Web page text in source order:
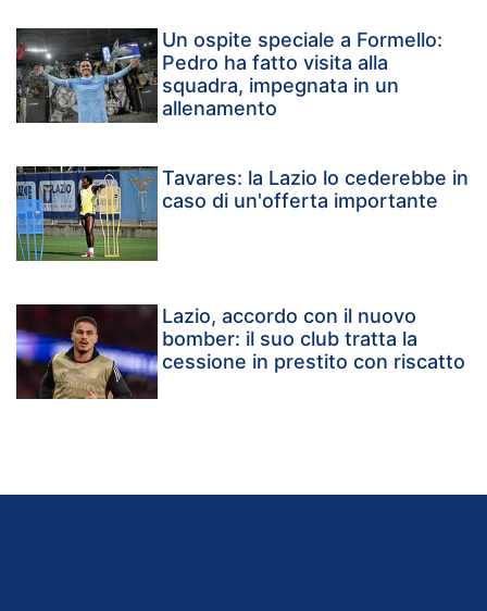
Un ospite speciale a Formello:
Pedro ha fatto visita alla
squadra, impegnata in un
allenamento
Tavares: la Lazio lo cederebbe in
caso di un'offerta importante
Lazio, accordo con il nuovo
bomber: il suo club tratta la
cessione in prestito con riscatto